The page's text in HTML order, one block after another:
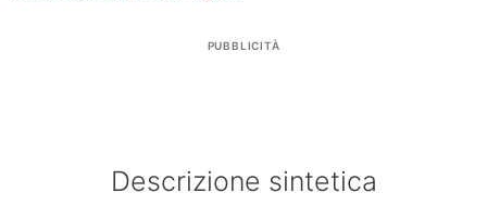
PUBBLICITÀ
Descrizione sintetica